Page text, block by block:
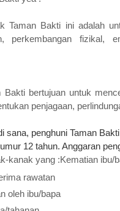
Taman Bakti ini adalah u
perkembangan
Bakti bertujuan untuk
penjagaan,
sana, penghuni Taman
12 tahun. Anggaran
kanak yang :Kematian ibu/
rawatan
oleh ibu/bapa